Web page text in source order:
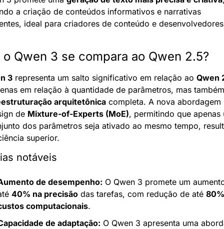
a criação de conteúdos informativos e narrativas
ideal para criadores de conteúdo e
o Qwen 3 se compara ao Qwen 2.5?
3 representa um salto significativo em relação ao Qwen
em relação à quantidade de parâmetros, mas
arquitetônica completa. A nova abordagem
de Mixture-of-Experts (MoE), permitindo que apenas
dos parâmetros seja ativado ao mesmo tempo,
superior.
notáveis
de desempenho: O Qwen 3 promete um
40% na precisão das tarefas, com redução de até
computacionais.
de adaptação: